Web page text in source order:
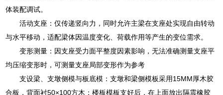
体装配调试。
活动支座：仅传递竖向力，同时允许主梁在支座处实现自由转动
与水平移动，适配梁体因温度变化、荷载作用等产生的变位需求。
变形测量：因支座受力面平整度因素影响，无法准确测量支座平
均压缩变形时，可测量支座局部变形作为参考
支设梁、支墩侧模与板底模：支墩和梁侧模板采用15MM厚木胶
合板，背面衬50×100方木；楼板模板支好后，在上面放出隔震橡胶